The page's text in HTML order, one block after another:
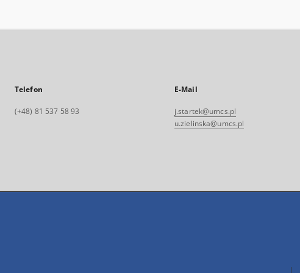
Telefon
(+48) 81 537 58 93
E-Mail
j.startek@umcs.pl
u.zielinska@umcs.pl